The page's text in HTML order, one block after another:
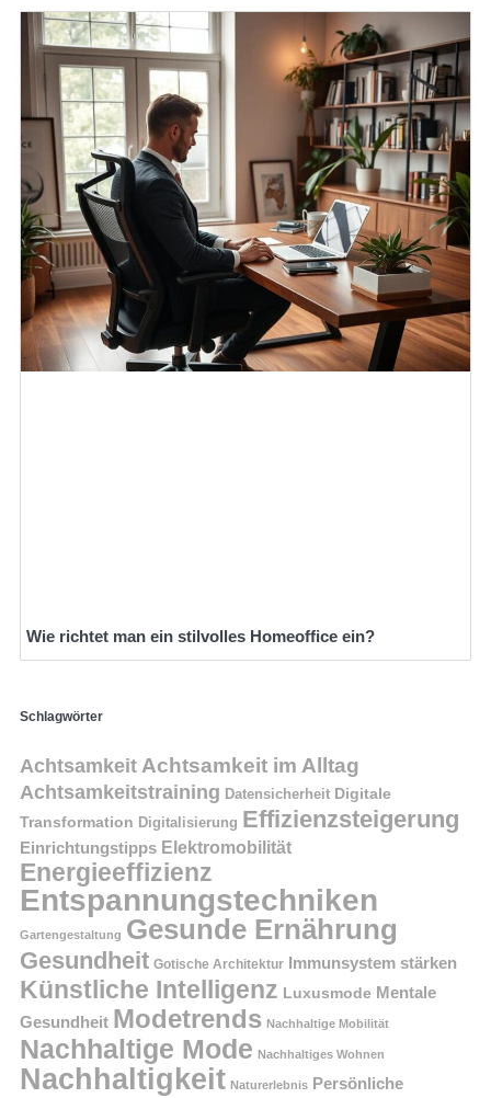
Wie richtet man ein stilvolles Homeoffice ein?
Schlagwörter
Achtsamkeit Achtsamkeit im Alltag
Achtsamkeitstraining Datensicherheit Digitale
Transformation Digitalisierung Effizienzsteigerung
Einrichtungstipps Elektromobilität
Energieeffizienz
Entspannungstechniken
Gartengestaltung Gesunde Ernährung
Gesundheit Gotische Architektur Immunsystem stärken
Künstliche Intelligenz Luxusmode Mentale
Gesundheit Modetrends Nachhaltige Mobilität
Nachhaltige Mode Nachhaltiges Wohnen
Nachhaltigkeit Naturerlebnis Persönliche